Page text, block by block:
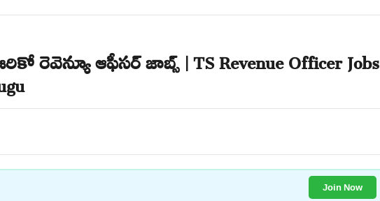
రెవెన్యూ ఆఫీసర్ జాబ్స్ | TS Revenue Officer Jobs
Join Now